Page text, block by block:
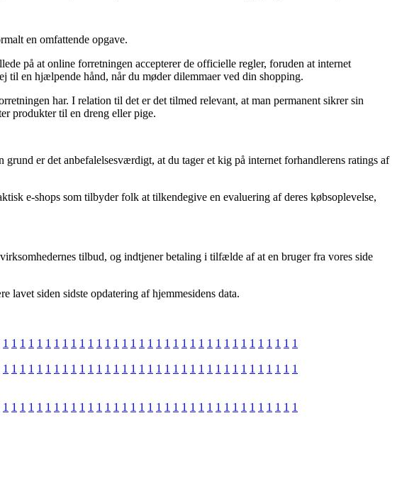
en omfattende opgave.
på at online forretningen accepterer de officielle regler, foruden at internet
til en hjælpende hånd, når du møder dilemmaer ved din shopping.
har. I relation til det er det tilmed relevant, at man permanent sikrer sin
produkter til en dreng eller pige.
er det anbefalelsesværdigt, at du tager et kig på internet forhandlerens ratings af
e-shops som tilbyder folk at tilkendegive en evaluering af deres købsoplevelse,
tilbud, og indtjener betaling i tilfælde af at en bruger fra vores side
siden sidste opdatering af hjemmesidens data.
1 1 1 1 1 1 1 1 1 1 1 1 1 1 1 1 1 1 1 1 1 1 1 1 1 1 1 1 1 1 1 1 1 1 1
1 1 1 1 1 1 1 1 1 1 1 1 1 1 1 1 1 1 1 1 1 1 1 1 1 1 1 1 1 1 1 1 1 1 1
1 1 1 1 1 1 1 1 1 1 1 1 1 1 1 1 1 1 1 1 1 1 1 1 1 1 1 1 1 1 1 1 1 1 1